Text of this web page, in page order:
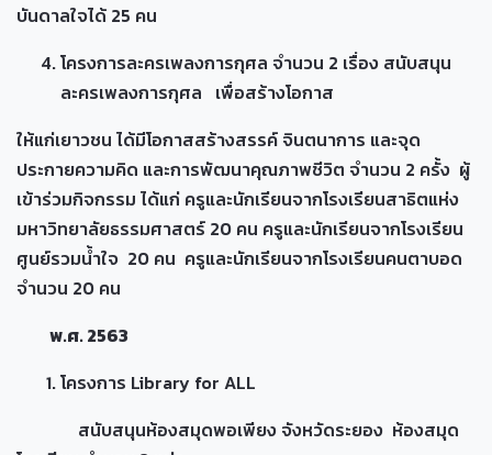
บันดาลใจได้ 25 คน
โครงการละครเพลงการกุศล จำนวน 2 เรื่อง สนับสนุน
ละครเพลงการกุศล เพื่อสร้างโอกาส
ให้แก่เยาวชน ได้มีโอกาสสร้างสรรค์ จินตนาการ และจุด
ประกายความคิด และการพัฒนาคุณภาพชีวิต จำนวน 2 ครั้ง ผู้
เข้าร่วมกิจกรรม ได้แก่ ครูและนักเรียนจากโรงเรียนสาธิตแห่ง
มหาวิทยาลัยธรรมศาสตร์ 20 คน ครูและนักเรียนจากโรงเรียน
ศูนย์รวมน้ำใจ 20 คน ครูและนักเรียนจากโรงเรียนคนตาบอด
จำนวน 20 คน
พ.ศ. 2563
โครงการ Library for ALL
สนับสนุนห้องสมุดพอเพียง จังหวัดระยอง ห้องสมุด